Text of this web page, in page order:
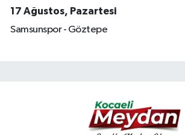
17 Ağustos, Pazartesi
Samsunspor - Göztepe